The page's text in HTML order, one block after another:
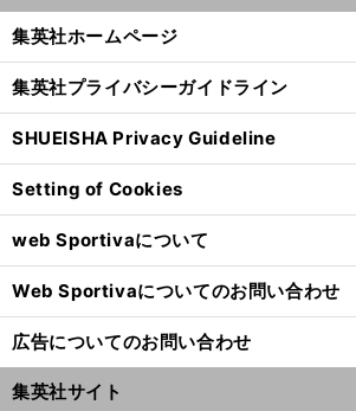
集英社ホームページ
集英社プライバシーガイドライン
SHUEISHA Privacy Guideline
Setting of Cookies
web Sportivaについて
Web Sportivaについてのお問い合わせ
広告についてのお問い合わせ
集英社サイト